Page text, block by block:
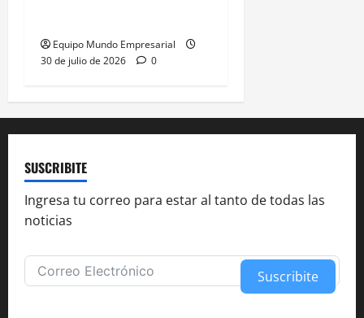
Equipo Mundo Empresarial
30 de julio de 2026
0
SUSCRIBITE
Ingresa tu correo para estar al tanto de todas las
noticias
Suscribite